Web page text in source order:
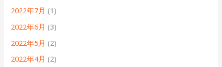
2022年7月 (1)
2022年6月 (3)
2022年5月 (2)
2022年4月 (2)